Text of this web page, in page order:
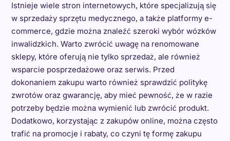
Istnieje wiele stron internetowych, które specjalizują się
w sprzedaży sprzętu medycznego, a także platformy e-
commerce, gdzie można znaleźć szeroki wybór wózków
inwalidzkich. Warto zwrócić uwagę na renomowane
sklepy, które oferują nie tylko sprzedaż, ale również
wsparcie posprzedażowe oraz serwis. Przed
dokonaniem zakupu warto również sprawdzić politykę
zwrotów oraz gwarancję, aby mieć pewność, że w razie
potrzeby będzie można wymienić lub zwrócić produkt.
Dodatkowo, korzystając z zakupów online, można często
trafić na promocje i rabaty, co czyni tę formę zakupu